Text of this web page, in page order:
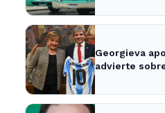
Georgieva
advierte